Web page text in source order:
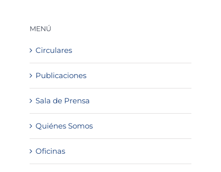
MENÚ
Circulares
Publicaciones
Sala de Prensa
Quiénes Somos
Oficinas